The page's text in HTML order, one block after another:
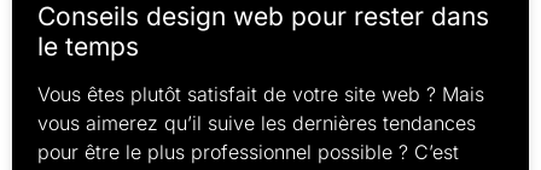
Conseils design web pour rester dans
le temps
Vous êtes plutôt satisfait de votre site web ? Mais
vous aimerez qu’il suive les dernières tendances
pour être le plus professionnel possible ? C’est